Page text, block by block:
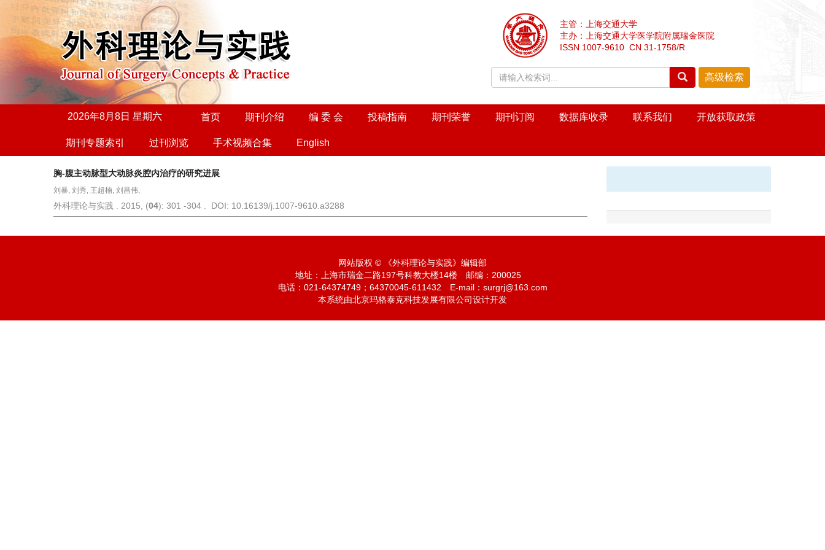
主管：上海交通大学
主办：上海交通大学医学院附属瑞金医院
ISSN 1007-9610 CN 31-1758/R
2026年8月8日 星期六 首页 期刊介绍 编 委 会 投稿指南 期刊荣誉 期刊订阅 数据库收录 联系我们 开放获取政策
期刊专题索引 过刊浏览 手术视频合集 English
胸-腹主动脉型大动脉炎腔内治疗的研究进展
刘暴, 刘秀, 王超楠, 刘昌伟,
外科理论与实践 . 2015, (04): 301 -304 . DOI: 10.16139/j.1007-9610.a3288
网站版权 © 《外科理论与实践》编辑部
地址：上海市瑞金二路197号科教大楼14楼 邮编：200025
电话：021-64374749；64370045-611432 E-mail： surgrj@163.com
本系统由北京玛格泰克科技发展有限公司设计开发